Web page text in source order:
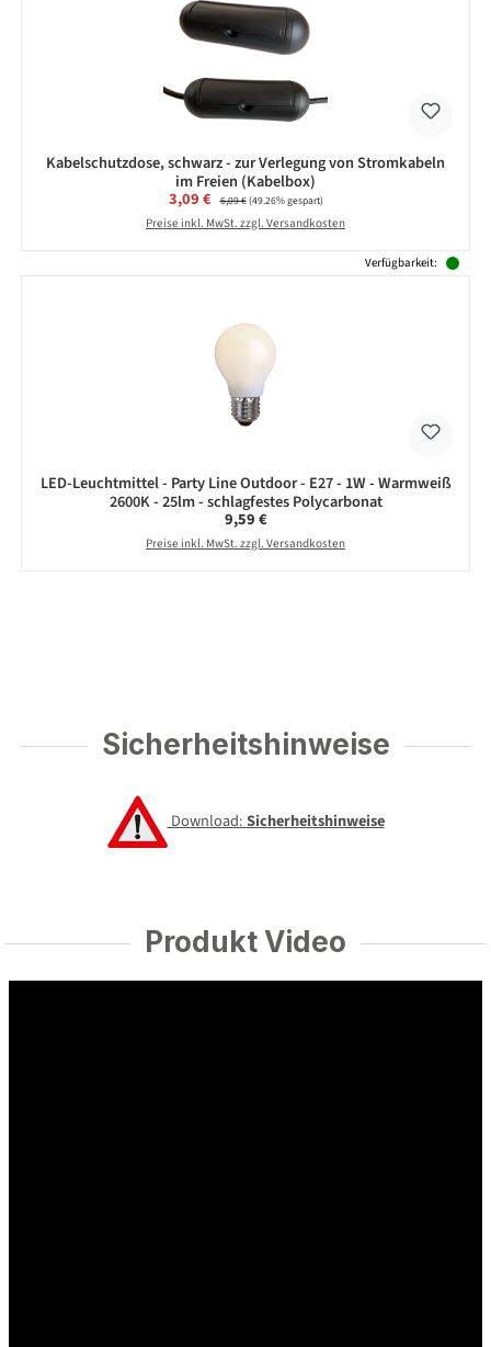
Kabelschutzdose, schwarz - zur Verlegung von Stromkabeln
im Freien (Kabelbox)
Verkaufspreis:
3,09 € Regulärer Preis:
6,09 €(49.26% gespart)
Preise inkl. MwSt. zzgl. Versandkosten
Verfügbarkeit:
LED-Leuchtmittel - Party Line Outdoor - E27 - 1W - Warmweiß
2600K - 25lm - schlagfestes Polycarbonat
Regulärer Preis:
9,59 €
Preise inkl. MwSt. zzgl. Versandkosten
Sicherheitshinweise
Download:Sicherheitshinweise
Produkt Video